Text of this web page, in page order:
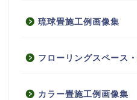
琉球畳施工例画像集
フローリングスペース
カラー畳施工例画像集